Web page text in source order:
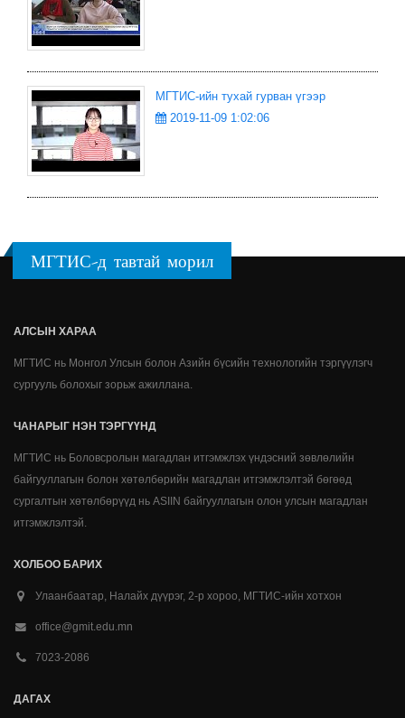
МГТИС-ийн тухай гурван үгээр
2019-11-09 1:02:06
МГТИС-д тавтай морил
АЛСЫН ХАРАА
МГТИС нь Монгол Улсын болон Азийн бүсийн технологийн тэргүүлэгч
сургууль болохыг зорьж ажиллана.
ЧАНАРЫГ НЭН ТЭРГҮҮНД
МГТИС нь Боловсролын магадлан итгэмжлэх үндэсний зөвлөлийн
байгууллагын болон хөтөлбөрийн магадлан итгэмжлэлтэй бөгөөд
сургалтын хөтөлбөрүүд нь ASIIN байгууллагын олон улсын магадлан
итгэмжлэлтэй.
ХОЛБОО БАРИХ
Улаанбаатар, Налайх дүүрэг, 2-р хороо, МГТИС-ийн хотхон
office@gmit.edu.mn
7023-2086
ДАГАХ